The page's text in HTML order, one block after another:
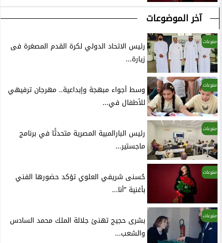
آخر الموضوعات
منوعات
رئيس الاتحاد الدولي لكرة القدم المصغرة فى
زيارة...
منوعات
وسط أجواء مبهجة وإبداعية.. مهرجان ترفيهي
للأطفال في...
منوعات
رئيس البارالمبية المصرية متحدثًا في برنامج
ماجستير...
منوعات
حُسنى شريفي العلوي تؤكد حضورها الفني
بأغنية ”أنا...
منوعات
بشرى حجيج تهنئ جلالة الملك محمد السادس
والشعب...